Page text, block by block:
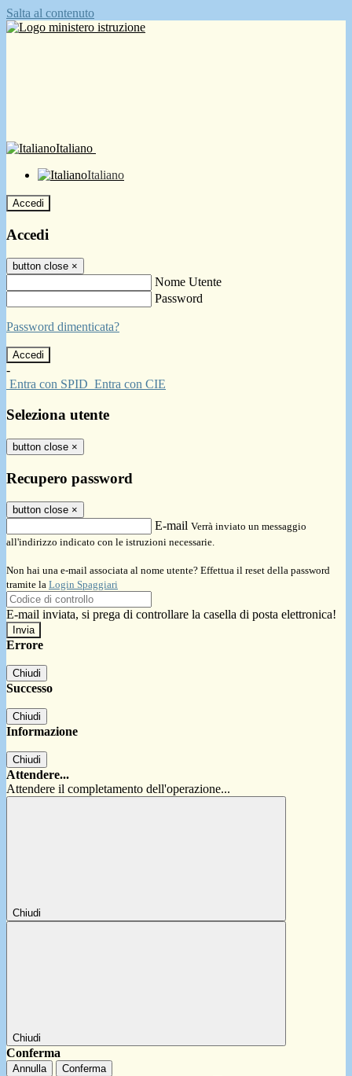
Salta al contenuto
Italiano
Italiano
Accedi
Accedi
button close ×
Nome Utente
Password
Password dimenticata?
-
Entra con SPID Entra con CIE
Seleziona utente
button close ×
Recupero password
button close ×
E-mail Verrà inviato un messaggio
all'indirizzo indicato con le istruzioni necessarie.
Non hai una e-mail associata al nome utente? Effettua il reset della password
tramite la Login Spaggiari
E-mail inviata, si prega di controllare la casella di posta elettronica!
Errore
Chiudi
Successo
Chiudi
Informazione
Chiudi
Attendere...
Attendere il completamento dell'operazione...
Chiudi
Chiudi
Conferma
Annulla Conferma